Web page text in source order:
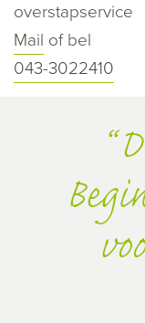
overstapservice
Mail of bel
043-3022410